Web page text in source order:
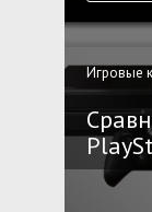
Игровые